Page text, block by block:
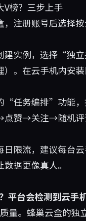
V榜？三步上手
，注册账号后选择
建实例，选择“独
）。在云手机内安
“任务编排”功能
赞→关注→随机
日限流，建议每台
据更像真人。
平台会检测到云手
量。蜂巢云盒的